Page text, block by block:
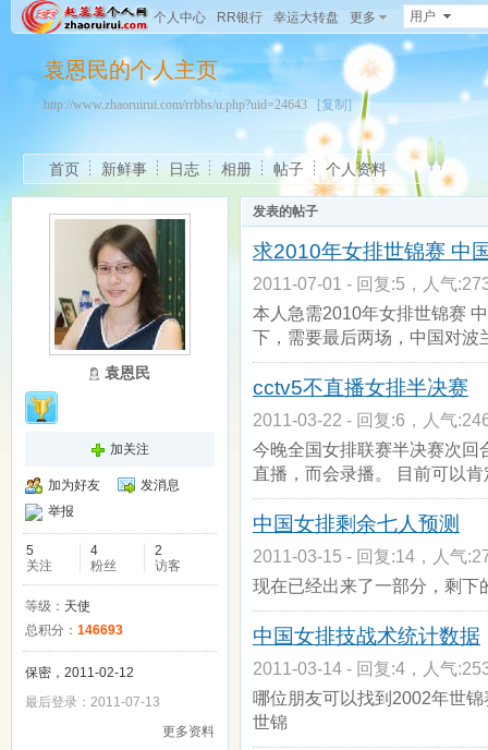
个人中心 RR银行 幸运大转盘 更多 用户
袁恩民的个人主页
http://www.zhaoruirui.com/rrbbs/u.php?uid=24643 [复制]
首页 新鲜事 日志 相册 帖子 个人资料
袁恩民
加关注
加为好友
发消息
举报
5
关注
4
粉丝
2
访客
等级： 天使
总积分： 146693
保密，2011-02-12
最后登录：2011-07-13
更多资料
发表的帖子
求2010年女排世锦赛 中
2011-07-01 - 回复:5，人气
本人急需2010年女排世锦赛
下，需要最后两场，中国对波
cctv5不直播女排半决赛
2011-03-22 - 回复:6，人气
今晚全国女排联赛半决赛次回
直播，而会录播。 目前可以
中国女排剩余七人预测
2011-03-15 - 回复:14，人气
现在已经出来了一部分，剩
中国女排技战术统计数据
2011-03-14 - 回复:4，人气
哪位朋友可以找到2002年世
世锦